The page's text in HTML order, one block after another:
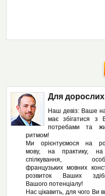
Для дорослих
Наш девіз: Ваше
має збігатися з
потребами та
ритмом!
Ми орієнтуємося на
мову, на практику, на
спілкування,
французьких мовних
розвиток Ваших
Вашого потенціалу!
Нас цікавить, для чого Ви